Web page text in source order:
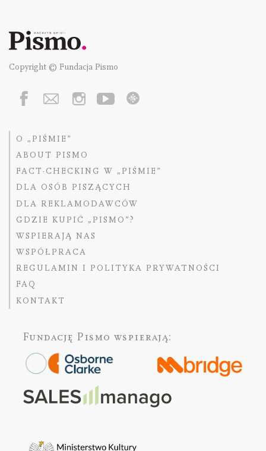
Copyright © Fundacja Pismo
O „PIŚMIE”
ABOUT PISMO
FACT-CHECKING W „PIŚMIE”
DLA OSÓB PISZĄCYCH
DLA REKLAMODAWCÓW
GDZIE KUPIĆ „PISMO”?
WSPIERAJĄ NAS
WSPÓŁPRACA
REGULAMIN I POLITYKA PRYWATNOŚCI
FAQ
KONTAKT
Fundację Pismo wspierają: